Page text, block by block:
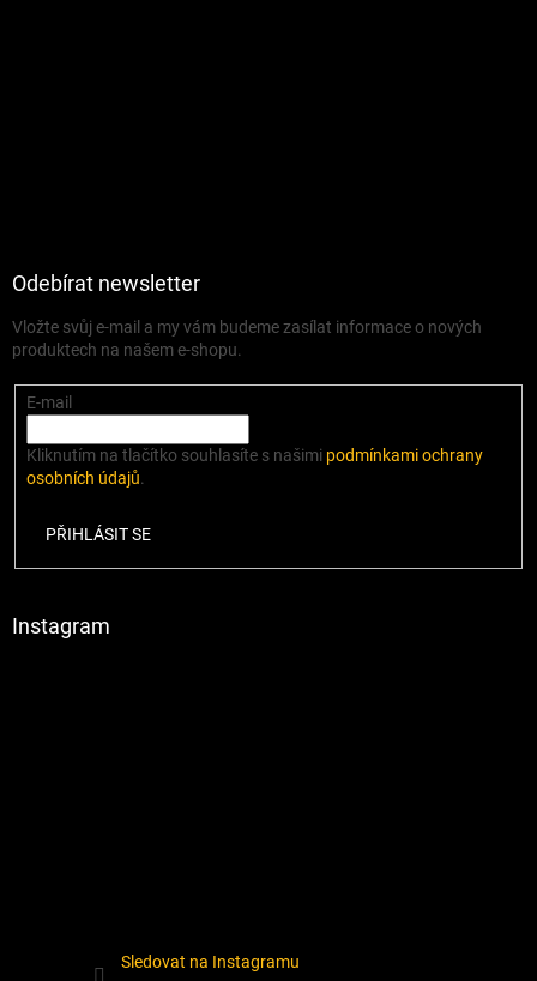
Odebírat newsletter
Vložte svůj e-mail a my vám budeme zasílat informace o nových
produktech na našem e-shopu.
E-mail
Kliknutím na tlačítko souhlasíte s našimi podmínkami ochrany
osobních údajů.
PŘIHLÁSIT SE
Instagram
Sledovat na Instagramu